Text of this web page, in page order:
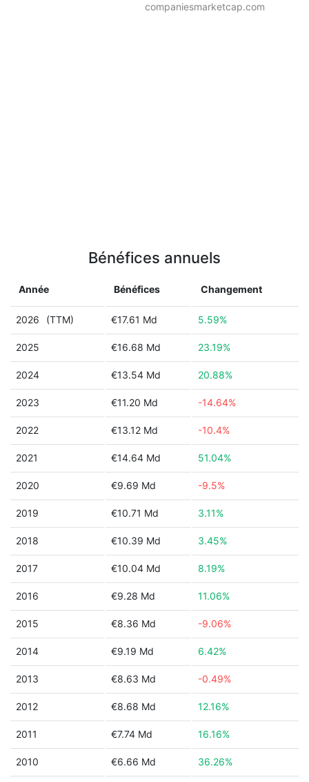
companiesmarketcap.com
Bénéfices annuels
Année Bénéfices Changement
2026 (TTM) €17.61 Md 5.59%
2025 €16.68 Md 23.19%
2024 €13.54 Md 20.88%
2023 €11.20 Md -14.64%
2022 €13.12 Md -10.4%
2021 €14.64 Md 51.04%
2020 €9.69 Md -9.5%
2019 €10.71 Md 3.11%
2018 €10.39 Md 3.45%
2017 €10.04 Md 8.19%
2016 €9.28 Md 11.06%
2015 €8.36 Md -9.06%
2014 €9.19 Md 6.42%
2013 €8.63 Md -0.49%
2012 €8.68 Md 12.16%
2011 €7.74 Md 16.16%
2010 €6.66 Md 36.26%